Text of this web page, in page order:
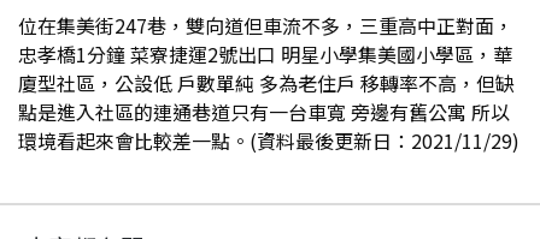
位在集美街247巷，雙向道但車流不多，三重高中正對面，
忠孝橋1分鐘 菜寮捷運2號出口 明星小學集美國小學區，華
廈型社區，公設低 戶數單純 多為老住戶 移轉率不高，但缺
點是進入社區的連通巷道只有一台車寬 旁邊有舊公寓 所以
環境看起來會比較差一點。(資料最後更新日：2021/11/29)